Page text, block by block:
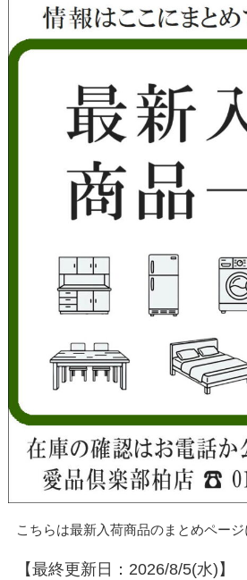
こちらは最新入荷商品のまとめページ
【最終更新日：2026/8/5(水)】